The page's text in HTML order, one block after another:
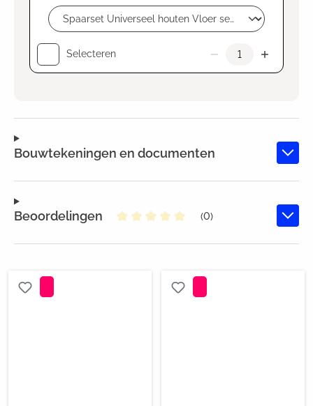
Selecteren
Bouwtekeningen en documenten
Beoordelingen
(0)